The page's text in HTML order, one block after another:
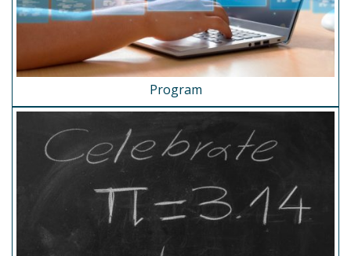
Program